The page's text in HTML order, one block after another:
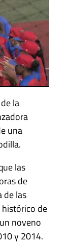
la
una
las
de
de las
de
noveno
y 2014.